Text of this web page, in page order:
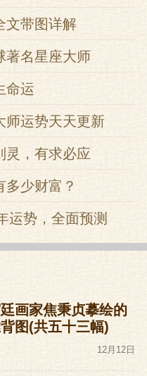
文带图详解
著名星座大师
命运
师运势天天更新
灵，有求必应
多少财富？
运势，全面预测
画家焦秉贞摹绘的
图(共五十三幅)
12月12日